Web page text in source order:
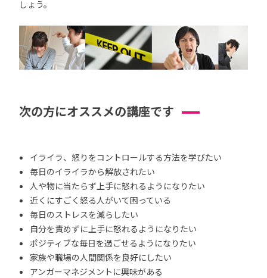
しょう。
次の方にオススメの講座です
イライラ、怒りをコントロールする方法を学びたい
毎日のイライラから解放されたい
人や物に当たらず上手に怒れるようになりたい
近くにすごく怒る人がいて困っている
毎日のストレスを減らしたい
自分を責めずに上手に怒れるようになりたい
ポジティブな毎日を過ごせるようになりたい
家族や職場の人間関係を良好にしたい
アンガーマネジメントに興味がある